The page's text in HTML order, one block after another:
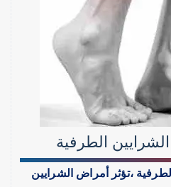
الطرفية
،تؤثر أمراض الشرايين